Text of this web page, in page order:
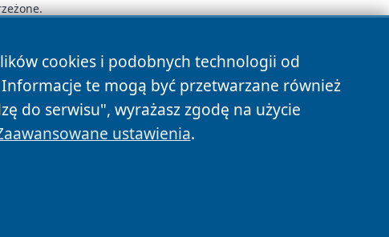
cookies i podobnych technologii od
te mogą być przetwarzane również
do serwisu", wyrażasz zgodę na użycie
ustawienia.